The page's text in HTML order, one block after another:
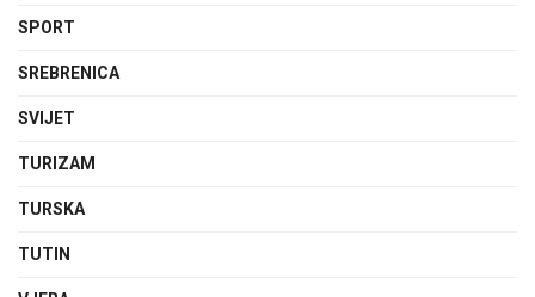
SPORT
SREBRENICA
SVIJET
TURIZAM
TURSKA
TUTIN